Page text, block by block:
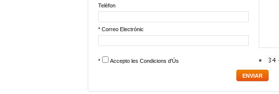
Telèfon
* Correo Electrònic
* Accepto les Condicions d'Ús *